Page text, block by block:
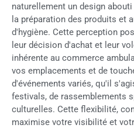
naturellement un design
la préparation des produits et
d'hygiène. Cette perception
leur décision d'achat et leur
inhérente au commerce
vos emplacements et de
d'événements variés, qu'il
festivals, de rassemblements
culturelles. Cette flexibilité,
maximise votre visibilité et